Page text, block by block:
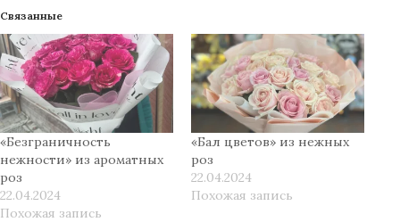
Связанные
«Безграничность
нежности» из ароматных
роз
22.04.2024
Похожая запись
«Бал цветов» из нежных
роз
22.04.2024
Похожая запись